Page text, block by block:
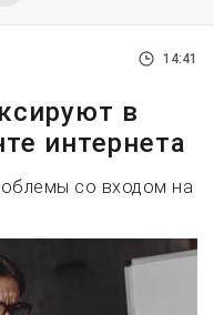
14:41
в
интернета
со входом на